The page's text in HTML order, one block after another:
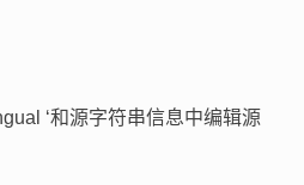
‘和源字符串信息中编辑源